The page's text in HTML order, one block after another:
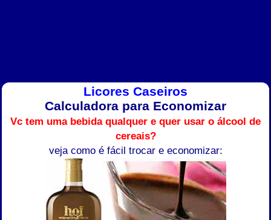
Licores Caseiros
Calculadora para Economizar
Vc tem uma bebida qualquer e quer usar o álcool de
cereais?
veja como é fácil trocar e economizar: